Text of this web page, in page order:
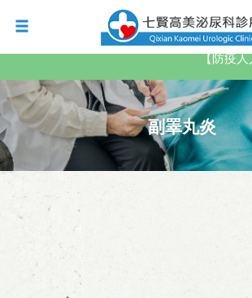
【防疫人
副睪丸炎